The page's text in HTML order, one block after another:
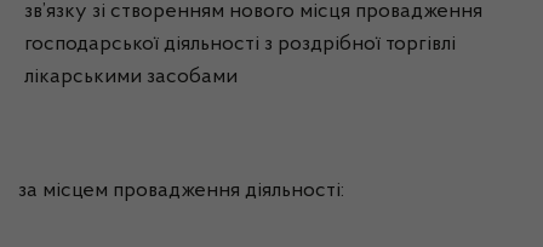
зв’язку зі створенням нового місця провадження
господарської діяльності з роздрібної торгівлі
лікарськими засобами
за місцем провадження діяльності: